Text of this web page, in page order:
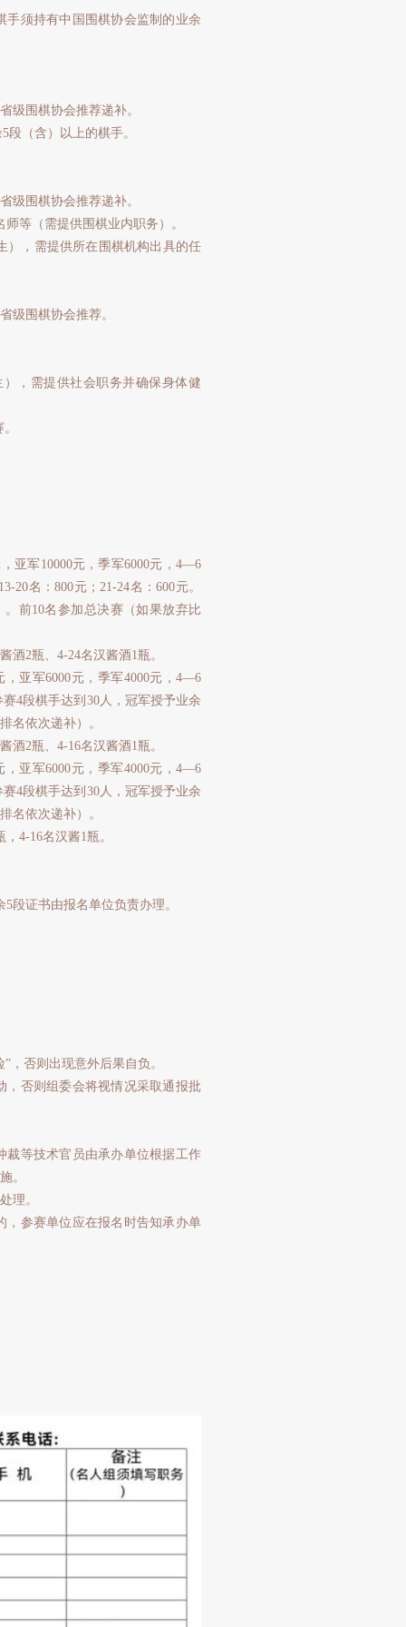
须持有中国围棋协会监制的业余
围棋协会推荐递补。
（含）以上的棋手。
围棋协会推荐递补。
等（需提供围棋业内职务）。
，需提供所在围棋机构出具的任
围棋协会推荐。
，需提供社会职务并确保身体健
军10000元，季军6000元，4—6
20名：800元；21-24名：600元。
前10名参加总决赛（如果放弃比
2瓶、4-24名汉酱酒1瓶。
亚军6000元，季军4000元，4—6
4段棋手达到30人，冠军授予业余
名依次递补）。
2瓶、4-16名汉酱酒1瓶。
亚军6000元，季军4000元，4—6
4段棋手达到30人，冠军授予业余
名依次递补）。
4-16名汉酱1瓶。
证书由报名单位负责办理。
”，否则出现意外后果自负。
否则组委会将视情况采取通报批
等技术官员由承办单位根据工作
。
理。
参赛单位应在报名时告知承办单